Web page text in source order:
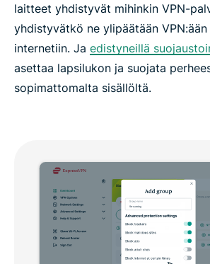
laitteet yhdistyvät mihinkin VPN-
yhdistyvätkö ne ylipäätään
internetiin. Ja edistyneillä
asettaa lapsilukon ja suojata
sopimattomalta sisällöltä.